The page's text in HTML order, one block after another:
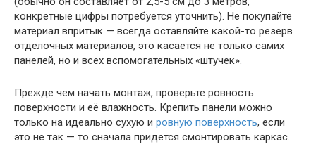
конкретные цифры потребуется уточнить). Не покупайте
материал впритык — всегда оставляйте какой-то резерв
отделочных материалов, это касается не только самих
панелей, но и всех вспомогательных «штучек».
Прежде чем начать монтаж, проверьте ровность
поверхности и её влажность. Крепить панели можно
только на идеально сухую и ровную поверхность, если
это не так — то сначала придется смонтировать каркас.